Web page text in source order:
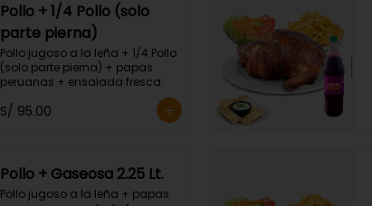
Pollo + 1/4 Pollo (solo
parte pierna)
Pollo jugoso a la leña + 1/4 Pollo
(solo parte pierna) + papas
peruanas + ensalada fresca.
S/ 95.00
Pollo + Gaseosa 2.25 Lt.
Pollo jugoso a la leña + papas